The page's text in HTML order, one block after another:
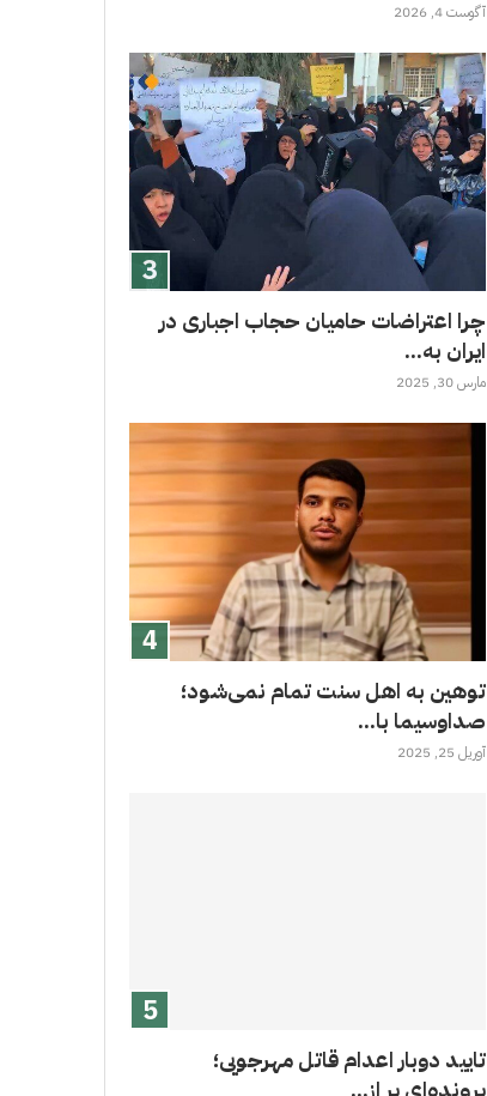
آگوست 4, 2026
چرا اعتراضات حامیان حجاب اجباری در
ایران به...
مارس 30, 2025
توهین به اهل سنت تمام نمی‌شود؛
صداوسیما با...
آوریل 25, 2025
تایید دوبار اعدام قاتل مهرجویی؛